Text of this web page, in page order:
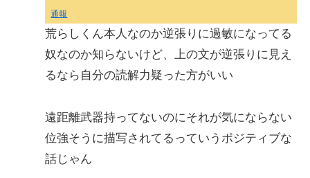
通報
荒らしくん本人なのか逆張りに過敏になってる
奴なのか知らないけど、上の文が逆張りに見え
るなら自分の読解力疑った方がいい
遠距離武器持ってないのにそれが気にならない
位強そうに描写されてるっていうポジティブな
話じゃん